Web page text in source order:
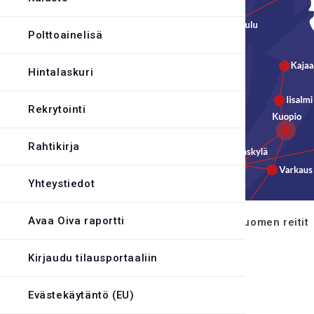
Polttoainelisä
Hintalaskuri
Rekrytointi
Rahtikirja
Yhteystiedot
Avaa Oiva raportti
Kirjaudu tilausportaaliin
Evästekäytäntö (EU)
16.5.2022 alkavat uudet Itä-Suomen reitit
Continue reading